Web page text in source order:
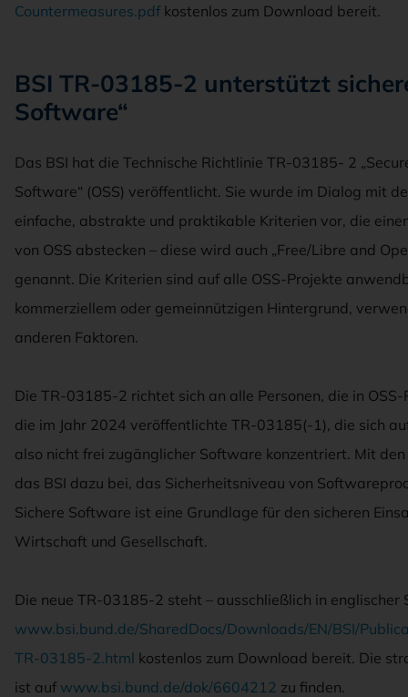
Countermeasures.pdf kostenlos zum Download bereit.
BSI TR-03185-2 unterstützt
Software“
Das BSI hat die Technische Richtlinie TR-03185- 2
Software“ (OSS) veröffentlicht. Sie wurde im Dialog mit
einfache, abstrakte und praktikable Kriterien vor, die
von OSS abstecken – diese wird auch „Free/Libre and
genannt. Die Kriterien sind auf alle OSS-Projekte
kommerziellem oder gemeinnützigen Hintergrund,
anderen Faktoren.
Die TR-03185-2 richtet sich an alle Personen, die in
die im Jahr 2024 veröffentlichte TR-03185(-1), die sich
also nicht frei zugänglicher Software konzentriert. Mit
das BSI dazu bei, das Sicherheitsniveau von
Sichere Software ist eine Grundlage für den sicheren
Wirtschaft und Gesellschaft.
Die neue TR-03185-2 steht – ausschließlich in englischer
www.bsi.bund.de/SharedDocs/Downloads/EN/BSI/
TR-03185-2.html kostenlos zum Download bereit. Die
ist auf www.bsi.bund.de/dok/6604212 zu finden.